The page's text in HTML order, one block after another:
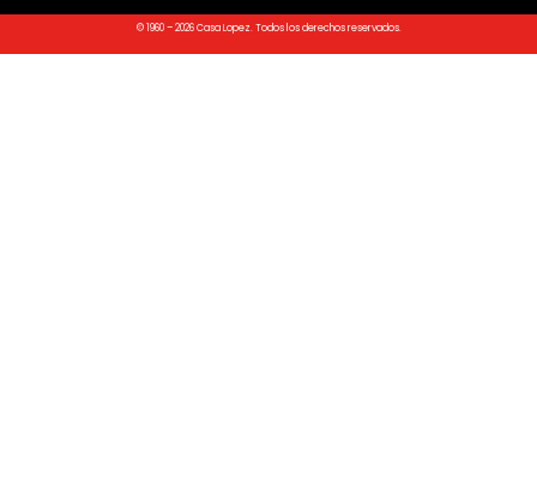
© 1960 – 2026 Casa Lopez. Todos los derechos reservados.